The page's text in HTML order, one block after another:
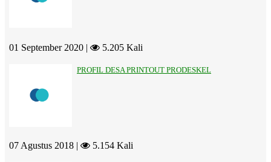
01 September 2020 | 5.205 Kali
PROFIL DESA PRINTOUT PRODESKEL
07 Agustus 2018 | 5.154 Kali